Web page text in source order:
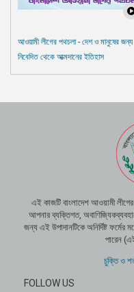
আওয়ামী লীগের পথচলা - দেশ ও মানুষের জন্য
নিবেদিত থেকে আত্মদানের ইতিহাস
এই কাজটি বাংলাদেশ আওয়ামী
আপনার ব্যক্তিগত,
জন্য এই উপাদানটিকে অনির্দিষ্ট
পারেন
চুক্তি ও
FOLLOW US